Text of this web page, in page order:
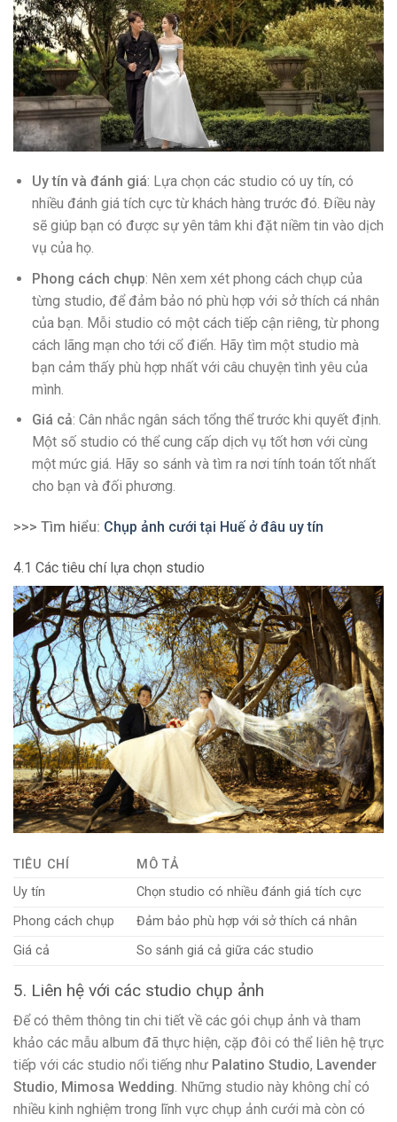
Uy tín và đánh giá: Lựa chọn các studio có uy tín, có
nhiều đánh giá tích cực từ khách hàng trước đó. Điều này
sẽ giúp bạn có được sự yên tâm khi đặt niềm tin vào dịch
vụ của họ.
Phong cách chụp: Nên xem xét phong cách chụp của
từng studio, để đảm bảo nó phù hợp với sở thích cá nhân
của bạn. Mỗi studio có một cách tiếp cận riêng, từ phong
cách lãng mạn cho tới cổ điển. Hãy tìm một studio mà
bạn cảm thấy phù hợp nhất với câu chuyện tình yêu của
mình.
Giá cả: Cân nhắc ngân sách tổng thể trước khi quyết định.
Một số studio có thể cung cấp dịch vụ tốt hơn với cùng
một mức giá. Hãy so sánh và tìm ra nơi tính toán tốt nhất
cho bạn và đối phương.
>>> Tìm hiểu: Chụp ảnh cưới tại Huế ở đâu uy tín
4.1 Các tiêu chí lựa chọn studio
TIÊU CHÍ
MÔ TẢ
Uy tín
Chọn studio có nhiều đánh giá tích cực
Phong cách chụp
Đảm bảo phù hợp với sở thích cá nhân
Giá cả
So sánh giá cả giữa các studio
5. Liên hệ với các studio chụp ảnh
Để có thêm thông tin chi tiết về các gói chụp ảnh và tham
khảo các mẫu album đã thực hiện, cặp đôi có thể liên hệ trực
tiếp với các studio nổi tiếng như Palatino Studio, Lavender
Studio, Mimosa Wedding. Những studio này không chỉ có
nhiều kinh nghiệm trong lĩnh vực chụp ảnh cưới mà còn có